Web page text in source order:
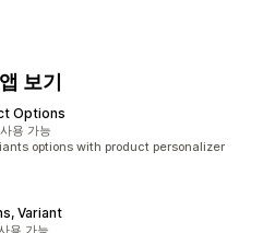
보기
Options
용 가능
options with product personalizer
Variant